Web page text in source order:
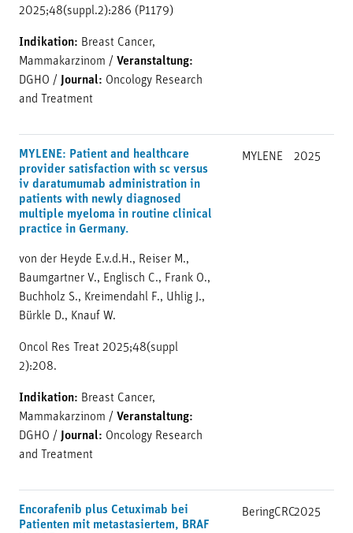
2025;48(suppl.2):286 (P1179)
Indikation: Breast Cancer,
Mammakarzinom / Veranstaltung:
DGHO / Journal: Oncology Research
and Treatment
MYLENE: Patient and healthcare
provider satisfaction with sc versus
iv daratumumab administration in
patients with newly diagnosed
multiple myeloma in routine clinical
practice in Germany.
von der Heyde E.v.d.H., Reiser M.,
Baumgartner V., Englisch C., Frank O.,
Buchholz S., Kreimendahl F., Uhlig J.,
Bürkle D., Knauf W.
Oncol Res Treat 2025;48(suppl
2):208.
Indikation: Breast Cancer,
Mammakarzinom / Veranstaltung:
DGHO / Journal: Oncology Research
and Treatment
MYLENE 2025
Encorafenib plus Cetuximab bei
Patienten mit metastasiertem, BRAF
BeringCRC2025